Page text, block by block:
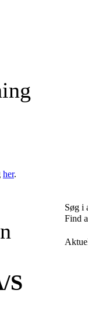
her.
S
Søg i
Find